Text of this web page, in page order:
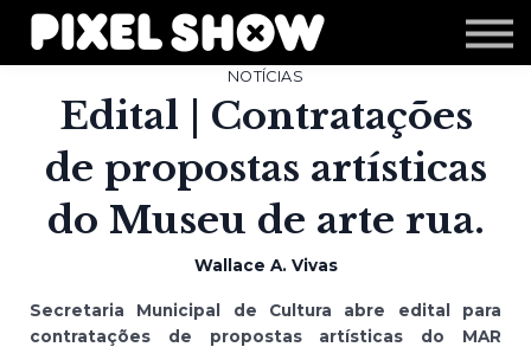
Shop
Revista Zupi
Editais
NOTÍCIAS
Edital | Contratações
de propostas artísticas
do Museu de arte rua.
Wallace A. Vivas
Secretaria Municipal de Cultura abre edital para
contratações de propostas artísticas do MAR